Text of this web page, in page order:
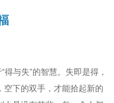
与失”的智慧。失即是得，
空下的双手，才能拾起新的